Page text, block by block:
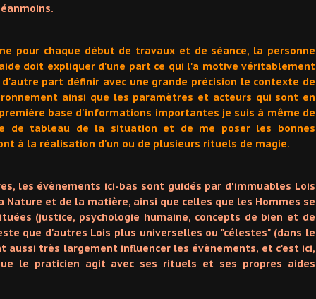
pour chaque début de travaux et de séance, la personne
doit expliquer d'une part ce qui l'a motive véritablement
part définir avec une grande précision le contexte de
ainsi que les paramètres et acteurs qui sont en
base d'informations importantes je suis à même de
de tableau de la situation et de me poser les bonnes
à la réalisation d'un ou de plusieurs rituels de magie.
les évènements ici-bas sont guidés par d'immuables Lois
Nature et de la matière, ainsi que celles que les Hommes se
(justice, psychologie humaine, concepts de bien et de
que d'autres Lois plus universelles ou "célestes" (dans le
aussi très largement influencer les évènements, et c'est ici,
le praticien agit avec ses rituels et ses propres aides